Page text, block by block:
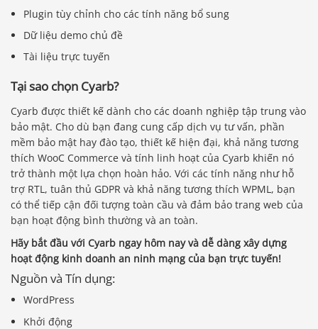
Plugin tùy chỉnh cho các tính năng bổ sung
Dữ liệu demo chủ đề
Tài liệu trực tuyến
Tại sao chọn Cyarb?
Cyarb được thiết kế dành cho các doanh nghiệp tập trung vào
bảo mật. Cho dù bạn đang cung cấp dịch vụ tư vấn, phần
mềm bảo mật hay đào tạo, thiết kế hiện đại, khả năng tương
thích WooC Commerce và tính linh hoạt của Cyarb khiến nó
trở thành một lựa chọn hoàn hảo. Với các tính năng như hỗ
trợ RTL, tuân thủ GDPR và khả năng tương thích WPML, bạn
có thể tiếp cận đối tượng toàn cầu và đảm bảo trang web của
bạn hoạt động bình thường và an toàn.
Hãy bắt đầu với Cyarb ngay hôm nay và dễ dàng xây dựng
hoạt động kinh doanh an ninh mạng của bạn trực tuyến!
Nguồn và Tín dụng:
WordPress
Khởi động